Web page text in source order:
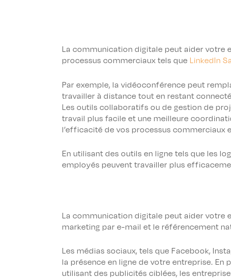
La communication digitale peut aider votre
processus commerciaux tels que LinkedIn
Par exemple, la vidéoconférence peut
travailler à distance tout en restant
Les outils collaboratifs ou de gestion de
travail plus facile et une meilleure
l’efficacité de vos processus commerciaux
En utilisant des outils en ligne tels que les
employés peuvent travailler plus
La communication digitale peut aider votre
marketing par e-mail et le référencement
Les médias sociaux, tels que Facebook,
la présence en ligne de votre entreprise.
utilisant des publicités ciblées, les